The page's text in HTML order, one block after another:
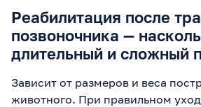
Реабилитация после
позвоночника —
длительный и сложный
Зависит от размеров и веса
животного. При правильном